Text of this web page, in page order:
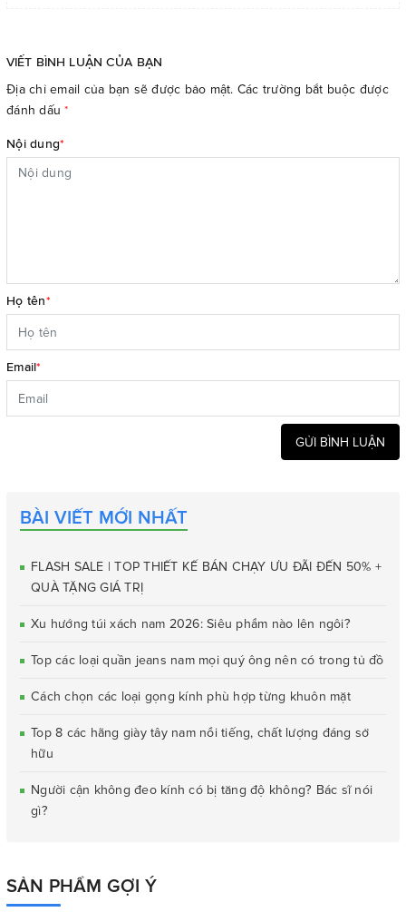
VIẾT BÌNH LUẬN CỦA BẠN
Địa chỉ email của bạn sẽ được bảo mật. Các trường bắt buộc được
đánh dấu*
Nội dung*
Họ tên*
Email*
GỬI BÌNH LUẬN
BÀI VIẾT MỚI NHẤT
FLASH SALE | TOP THIẾT KẾ BÁN CHẠY ƯU ĐÃI ĐẾN 50% +
QUÀ TẶNG GIÁ TRỊ
Xu hướng túi xách nam 2026: Siêu phẩm nào lên ngôi?
Top các loại quần jeans nam mọi quý ông nên có trong tủ đồ
Cách chọn các loại gọng kính phù hợp từng khuôn mặt
Top 8 các hãng giày tây nam nổi tiếng, chất lượng đáng sở
hữu
Người cận không đeo kính có bị tăng độ không? Bác sĩ nói
gì?
SẢN PHẨM GỢI Ý